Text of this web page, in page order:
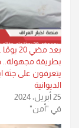
بعد مضي
بطريقة مجهولة..
يتعرفون على جثة
الديوانية
25 أبريل، 2024
في "أمن"